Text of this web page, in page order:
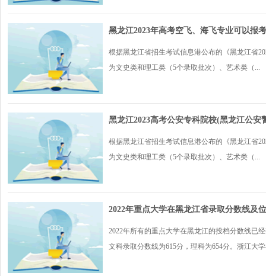
黑龙江2023年高考空飞、海飞专业可以报
根据黑龙江省招生考试信息港公布的《黑龙江省
为文史类和理工类（5个录取批次）、艺术类（...
黑龙江2023高考公安专科院校(黑龙江公
根据黑龙江省招生考试信息港公布的《黑龙江省
为文史类和理工类（5个录取批次）、艺术类（...
2022年重点大学在黑龙江省录取分数线及
2022年所有的重点大学在黑龙江的投档分数线已
文科录取分数线为615分，理科为654分。浙江大